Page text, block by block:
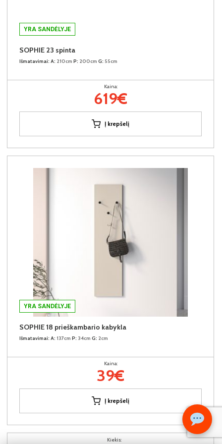
Kiekis:
YRA SANDĖLYJE
SOPHIE 23 spinta
Išmatavimai: A: 210cm P: 200cm G: 55cm
Kaina:
619€
Į krepšelį
YRA SANDĖLYJE
SOPHIE 18 prieškambario kabykla
Išmatavimai: A: 137cm P: 34cm G: 2cm
Kaina:
39€
Į krepšelį